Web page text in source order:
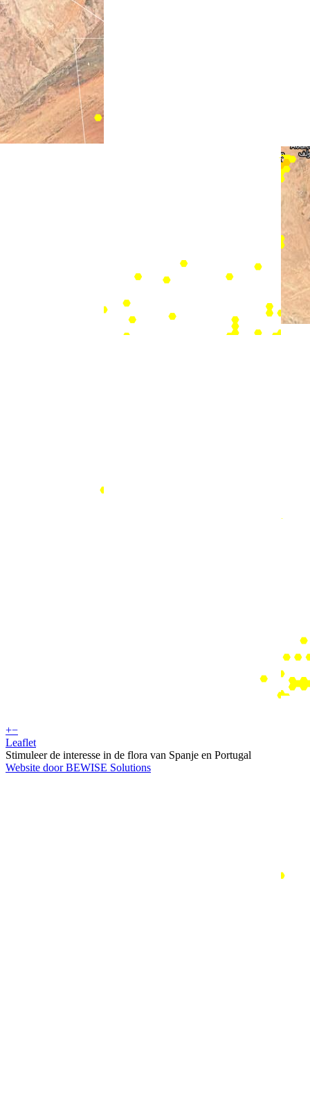
+−
Leaflet
Stimuleer de interesse in de flora van Spanje en Portugal
Website door BEWISE Solutions